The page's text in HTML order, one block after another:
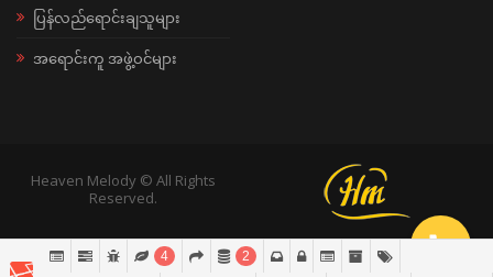
ပြန်လည်ရောင်းချသူများ
အရောင်းကူ အဖွဲ့ဝင်များ
Heaven Melody © All Rights
Reserved.
4 2